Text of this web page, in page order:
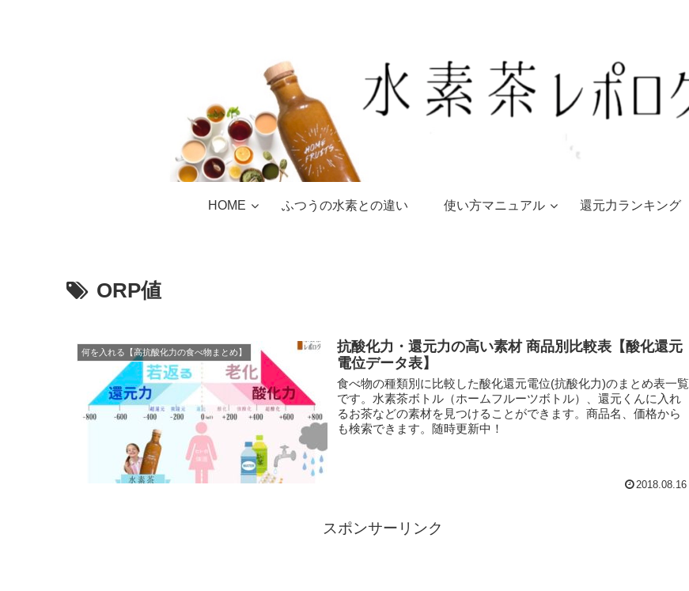
HOME ふつうの水素との違い 使い方マニュアル 還元力ランキング
ORP値
何を入れる【高抗酸化力の食べ物まとめ】
抗酸化力・還元力の高い素材 商品別比較表【酸化還元
電位データ表】
食べ物の種類別に比較した酸化還元電位(抗酸化力)のまとめ表一覧
です。水素茶ボトル（ホームフルーツボトル）、還元くんに入れ
るお茶などの素材を見つけることができます。商品名、価格から
も検索できます。随時更新中！
2018.08.16
スポンサーリンク